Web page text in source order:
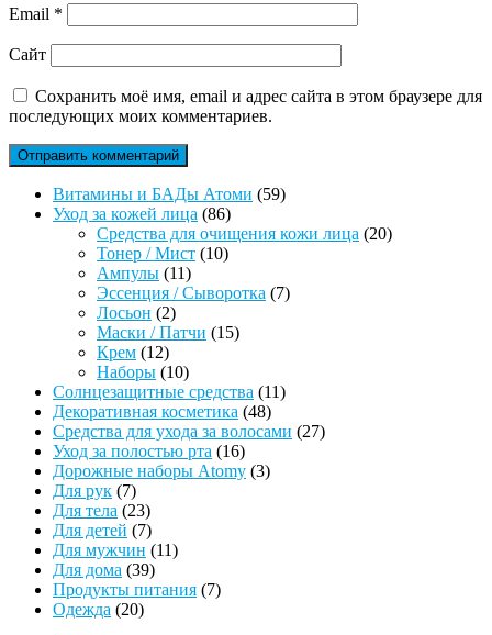
Email *
Сайт
Сохранить моё имя, email и адрес сайта в этом браузере для
последующих моих комментариев.
Витамины и БАДы Атоми 5959
Уход за кожей лица 8686
товаров
Средства для очищения кожи лица 2020
Тонер / Мист 1010
Ампулы 1111
товаров
Эссенция / Сыворотка 77
Лосьон 22
товара
Маски / Патчи 1515
Крем 1212
товаров
Наборы 1010
товаров
Солнцезащитные средства 1111
Декоративная косметика 4848
товаров
Средства для ухода за волосами 2727
Уход за полостью рта 1616
товаров
Дорожные наборы Atomy 33
Для рук 77
товаров
Для тела 2323
товара
Для детей 77
товаров
Для мужчин 1111
Для дома 3939
товаров
Продукты питания 77
Одежда 2020